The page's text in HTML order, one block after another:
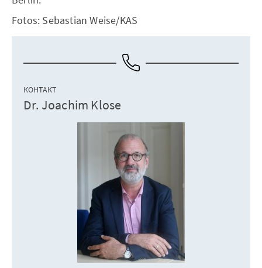
Fotos: Sebastian Weise/KAS
КОНТАКТ
Dr. Joachim Klose